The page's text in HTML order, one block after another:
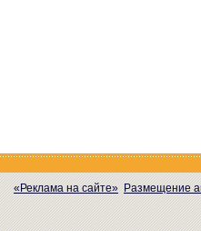
«Реклама на сайте» Размещение